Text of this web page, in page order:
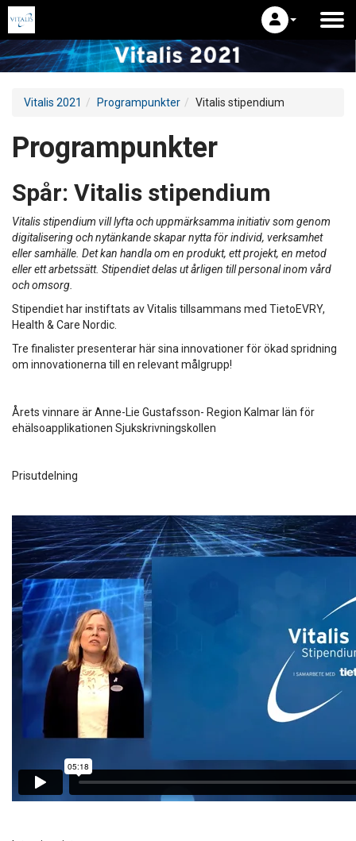
Vitalis 2021 Programpunkter Vitalis stipendium
Programpunkter
Spår: Vitalis stipendium
Vitalis stipendium vill lyfta och uppmärksamma initiativ som genom
digitalisering och nytänkande skapar nytta för individ, verksamhet
eller samhälle. Det kan handla om en produkt, ett projekt, en metod
eller ett arbetssätt. Stipendiet delas ut årligen till personal inom vård
och omsorg.
Stipendiet har instiftats av Vitalis tillsammans med TietoEVRY,
Health & Care Nordic.
Tre finalister presenterar här sina innovationer för ökad spridning
om innovationerna till en relevant målgrupp!
Årets vinnare är Anne-Lie Gustafsson- Region Kalmar län för
ehälsoapplikationen Sjukskrivningskollen
Prisutdelning